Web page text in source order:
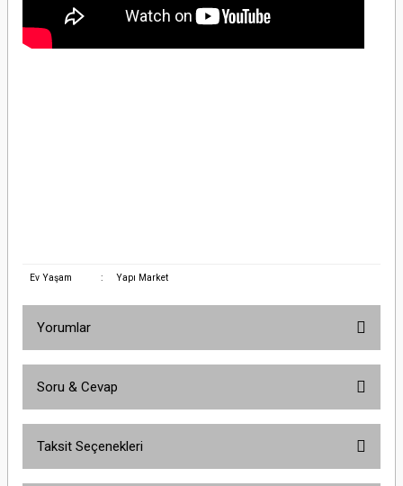
Ev Yaşam : Yapı Market
Yorumlar
Soru & Cevap
Taksit Seçenekleri